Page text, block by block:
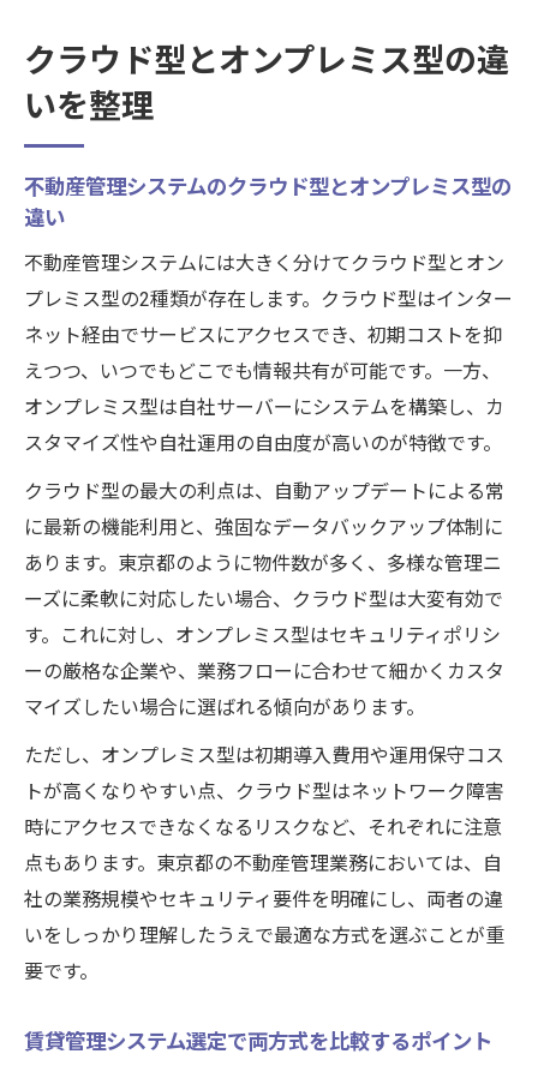
クラウド型とオンプレミス型の違
いを整理
不動産管理システムのクラウド型とオンプレミス型の
違い
不動産管理システムには大きく分けてクラウド型とオン
プレミス型の2種類が存在します。クラウド型はインター
ネット経由でサービスにアクセスでき、初期コストを抑
えつつ、いつでもどこでも情報共有が可能です。一方、
オンプレミス型は自社サーバーにシステムを構築し、カ
スタマイズ性や自社運用の自由度が高いのが特徴です。
クラウド型の最大の利点は、自動アップデートによる常
に最新の機能利用と、強固なデータバックアップ体制に
あります。東京都のように物件数が多く、多様な管理ニ
ーズに柔軟に対応したい場合、クラウド型は大変有効で
す。これに対し、オンプレミス型はセキュリティポリシ
ーの厳格な企業や、業務フローに合わせて細かくカスタ
マイズしたい場合に選ばれる傾向があります。
ただし、オンプレミス型は初期導入費用や運用保守コス
トが高くなりやすい点、クラウド型はネットワーク障害
時にアクセスできなくなるリスクなど、それぞれに注意
点もあります。東京都の不動産管理業務においては、自
社の業務規模やセキュリティ要件を明確にし、両者の違
いをしっかり理解したうえで最適な方式を選ぶことが重
要です。
賃貸管理システム選定で両方式を比較するポイント